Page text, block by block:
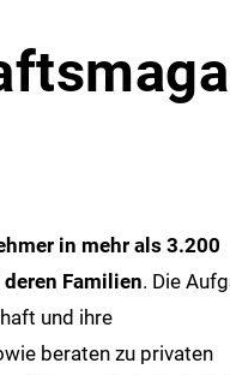
in mehr als 3.200
Familien. Die
und ihre
beraten zu privaten